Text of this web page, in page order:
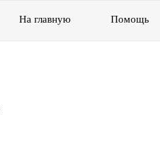
На главную Помощь